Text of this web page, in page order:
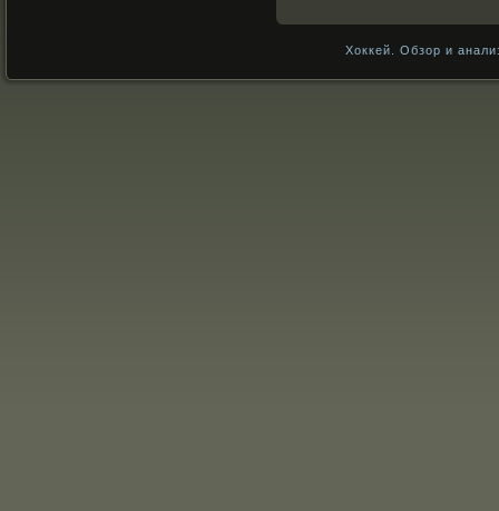
Хоккей. Обзор и